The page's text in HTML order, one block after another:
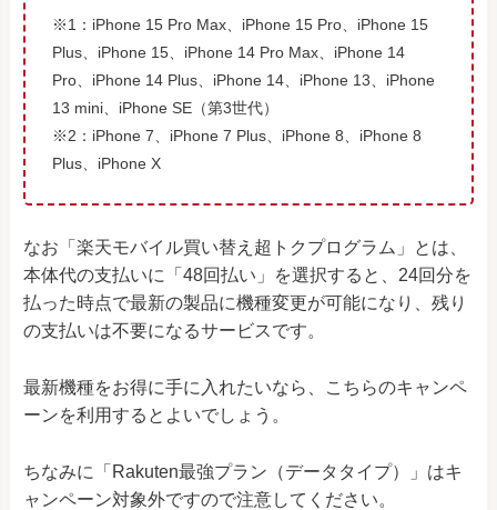
※1：iPhone 15 Pro Max、iPhone 15 Pro、iPhone 15
Plus、iPhone 15、iPhone 14 Pro Max、iPhone 14
Pro、iPhone 14 Plus、iPhone 14、iPhone 13、iPhone
13 mini、iPhone SE（第3世代）
※2：iPhone 7、iPhone 7 Plus、iPhone 8、iPhone 8
Plus、iPhone X
なお「楽天モバイル買い替え超トクプログラム」とは、
本体代の支払いに「48回払い」を選択すると、24回分を
払った時点で最新の製品に機種変更が可能になり、残り
の支払いは不要になるサービスです。
最新機種をお得に手に入れたいなら、こちらのキャンペ
ーンを利用するとよいでしょう。
ちなみに「Rakuten最強プラン（データタイプ）」はキ
ャンペーン対象外ですので注意してください。